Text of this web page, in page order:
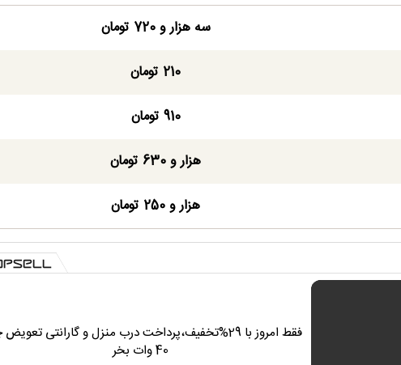
سه هزار و 720 تومان
210 تومان
910 تومان
هزار و 630 تومان
هزار و 250 تومان
فقط امروز با 29%تخفیف،پرداخت درب منزل و گارانتی
40 وات بخر